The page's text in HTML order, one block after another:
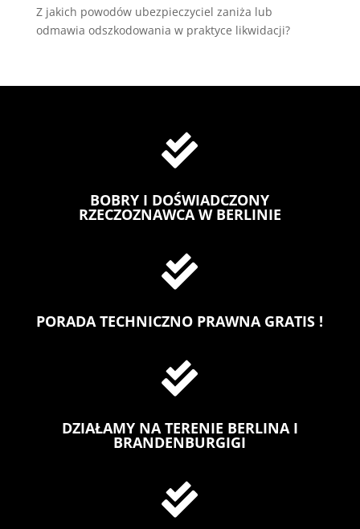
Z jakich powodów ubezpieczyciel zaniża lub
odmawia odszkodowania w praktyce likwidacji?

BOBRY I DOŚWIADCZONY
RZECZOZNAWCA W BERLINIE

PORADA TECHNICZNO PRAWNA GRATIS !

DZIAŁAMY NA TERENIE BERLINA I
BRANDENBURGIGI
